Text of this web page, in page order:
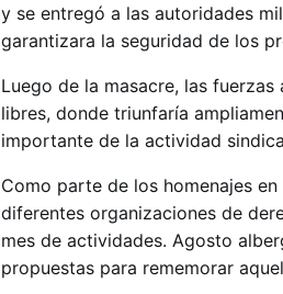
y se entregó a las autoridades
garantizara la seguridad de los
Luego de la masacre, las
libres, donde triunfaría
importante de la actividad
Como parte de los homenajes
diferentes organizaciones de
mes de actividades. Agosto
propuestas para rememorar